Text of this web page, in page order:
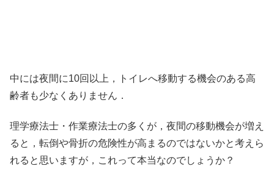
中には夜間に10回以上，トイレへ移動する機会のある高
齢者も少なくありません．
理学療法士・作業療法士の多くが，夜間の移動機会が増え
ると，転倒や骨折の危険性が高まるのではないかと考えら
れると思いますが，これって本当なのでしょうか？